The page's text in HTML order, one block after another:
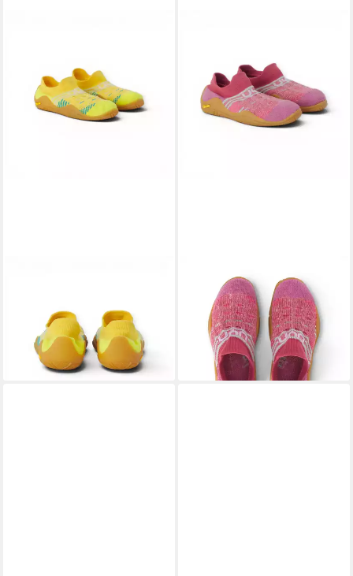
Barfußschuh
49,44 €
UVP69,00 €
-28%
lieferbar - in 2-3 Werktagen bei dir
Beemotion pink Mädchen
Barfußschuh
49,44 € UVP69,00 €
-28%
lieferbar - in 2-3 Werktagen bei dir